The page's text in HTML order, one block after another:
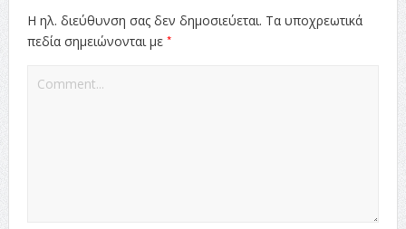
Η ηλ. διεύθυνση σας δεν δημοσιεύεται. Τα υποχρεωτικά
πεδία σημειώνονται με *